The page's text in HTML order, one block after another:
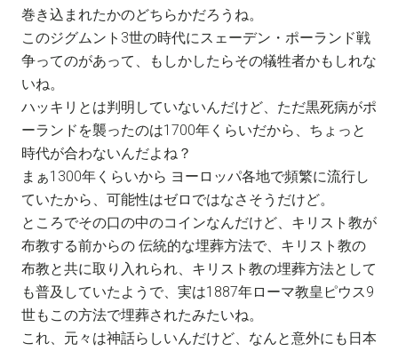
巻き込まれたかのどちらかだろうね。
このジグムント3世の時代にスェーデン・ポーランド戦
争ってのがあって、もしかしたらその犠牲者かもしれな
いね。
ハッキリとは判明していないんだけど、ただ黒死病がポ
ーランドを襲ったのは1700年くらいだから、ちょっと
時代が合わないんだよね？
まぁ1300年くらいから ヨーロッパ各地で頻繁に流行し
ていたから、可能性はゼロではなさそうだけど。
ところでその口の中のコインなんだけど、キリスト教が
布教する前からの 伝統的な埋葬方法で、キリスト教の
布教と共に取り入れられ、キリスト教の埋葬方法として
も普及していたようで、実は1887年ローマ教皇ピウス9
世もこの方法で埋葬されたみたいね。
これ、元々は神話らしいんだけど、なんと意外にも日本